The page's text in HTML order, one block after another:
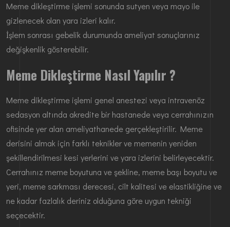
Meme dikleştirme işlemi sonunda sutyen veya mayo ile
gizlenecek olan yara izleri kalır.
İşlem sonrası gebelik durumunda ameliyat sonuçlarınız
değişkenlik gösterebilir.
Meme Dikleştirme Nasıl Yapılır ?
Meme dikleştirme işlemi genel anestezi veya intravenöz
sedasyon altında akredite bir hastanede veya cerrahınızın
ofisinde yer alan ameliyathanede gerçekleştirilir. Meme
derisini almak için farklı teknikler ve memenin yeniden
şekillendirilmesi kesi yerlerini ve yara izlerini belirleyecektir.
Cerrahınız meme boyutuna ve şekline, meme başı boyutu ve
yeri, meme sarkması derecesi, cilt kalitesi ve elastikliğine ve
ne kadar fazlalık deriniz olduğuna göre uygun tekniği
seçecektir.